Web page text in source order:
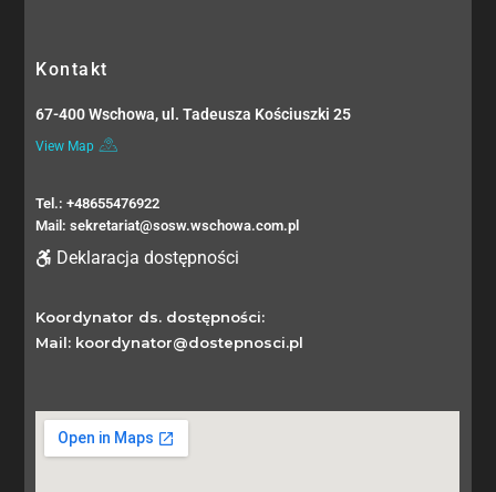
Kontakt
67-400 Wschowa, ul. Tadeusza Kościuszki 25
View Map
Tel.: +48655476922
Mail: sekretariat@sosw.wschowa.com.pl
Deklaracja dostępności
Koordynator ds. dostępności:
Mail: koordynator@dostepnosci.pl